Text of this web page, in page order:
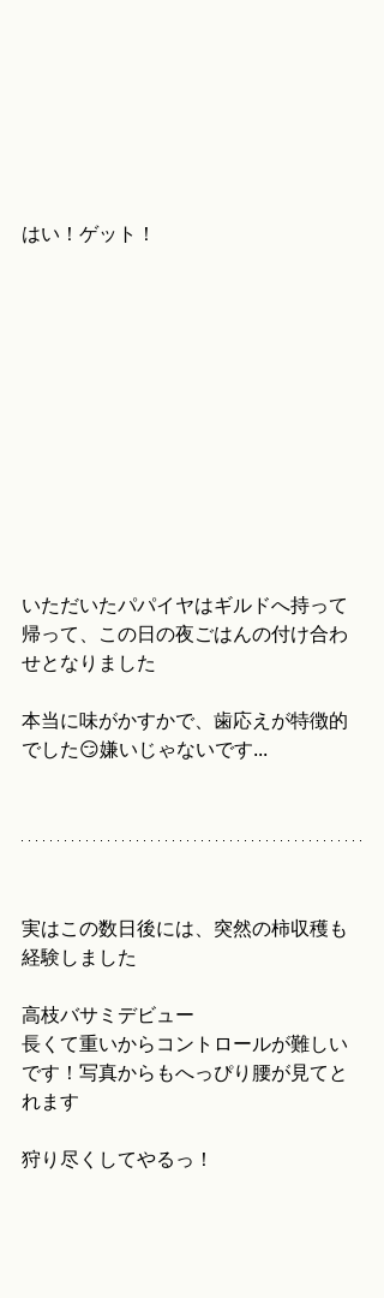
はい！ゲット！
いただいたパパイヤはギルドへ持って
帰って、この日の夜ごはんの付け合わ
せとなりました
本当に味がかすかで、歯応えが特徴的
でした😏嫌いじゃないです...
実はこの数日後には、突然の柿収穫も
経験しました
高枝バサミデビュー
長くて重いからコントロールが難しい
です！写真からもへっぴり腰が見てと
れます
狩り尽くしてやるっ！